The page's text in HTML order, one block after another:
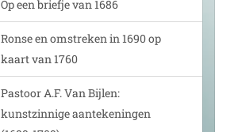
Op een briefje van 1686
Ronse en omstreken in 1690 op
kaart van 1760
Pastoor A.F. Van Bijlen:
kunstzinnige aantekeningen